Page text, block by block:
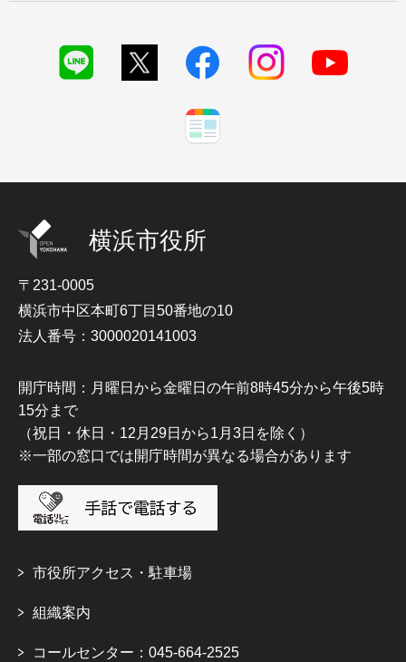
横浜市役所
〒231-0005
横浜市中区本町6丁目50番地の10
法人番号：3000020141003
開庁時間：月曜日から金曜日の午前8時45分から午後5時
15分まで
（祝日・休日・12月29日から1月3日を除く）
※一部の窓口では開庁時間が異なる場合があります
市役所アクセス・駐車場
組織案内
コールセンター：045-664-2525